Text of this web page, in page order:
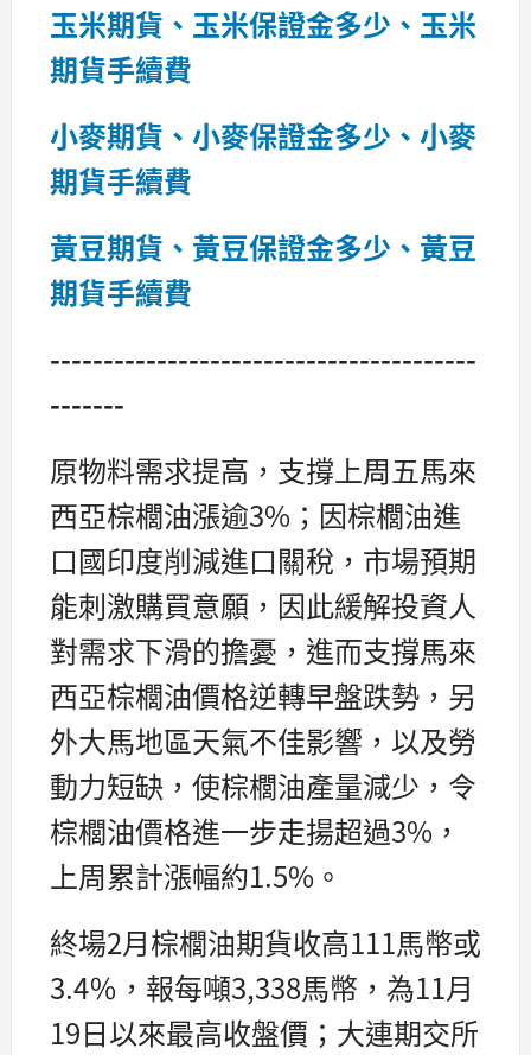
玉米期貨、玉米保證金多少、玉米
期貨手續費
小麥期貨、小麥保證金多少、小麥
期貨手續費
黃豆期貨、黃豆保證金多少、黃豆
期貨手續費
----------------------------------------
-------
原物料需求提高，支撐上周五馬來
西亞棕櫚油漲逾3%；因棕櫚油進
口國印度削減進口關稅，市場預期
能刺激購買意願，因此緩解投資人
對需求下滑的擔憂，進而支撐馬來
西亞棕櫚油價格逆轉早盤跌勢，另
外大馬地區天氣不佳影響，以及勞
動力短缺，使棕櫚油產量減少，令
棕櫚油價格進一步走揚超過3%，
上周累計漲幅約1.5%。
終場2月棕櫚油期貨收高111馬幣或
3.4％，報每噸3,338馬幣，為11月
19日以來最高收盤價；大連期交所